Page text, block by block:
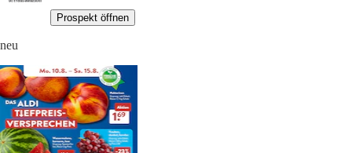
Prospekt öffnen
neu